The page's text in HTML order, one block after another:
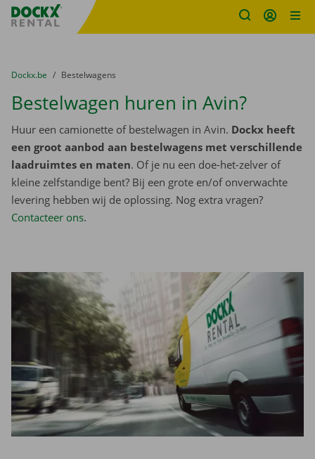
Fratello DEMO
U bevindt zich hier:
van
Dockx.be naar
Bestelwagens
Bestelwagen huren in Avin?
Huur een camionette of bestelwagen in Avin. Dockx heeft
een groot aanbod aan bestelwagens met verschillende
laadruimtes en maten. Of je nu een doe-het-zelver of
kleine zelfstandige bent? Bij een grote en/of onverwachte
levering hebben wij de oplossing. Nog extra vragen?
Contacteer ons.